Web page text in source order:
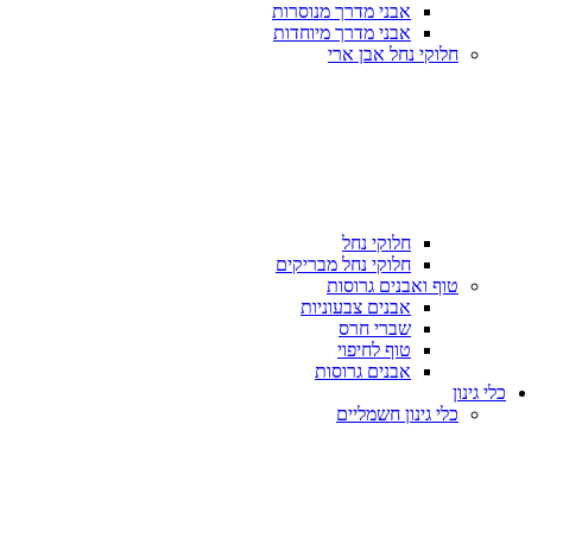
אבני מדרך מנוסרות
אבני מדרך מיוחדות
חלוקי נחל אבן ארי
חלוקי נחל
חלוקי נחל מבריקים
טוף ואבנים גרוסות
אבנים צבעוניות
שברי חרס
טוף לחיפוי
אבנים גרוסות
כלי גינון
כלי גינון חשמליים